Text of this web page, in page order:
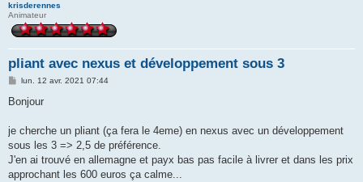
krisderennes
Animateur
pliant avec nexus et développement sous 3
M
s
g
lun. 12 avr. 2021 07:44
Bonjour
je cherche un pliant (ça fera le 4eme) en nexus avec un développement
sous les 3 => 2,5 de préférence.
J'en ai trouvé en allemagne et payx bas pas facile à livrer et dans les prix
approchant les 600 euros ça calme...